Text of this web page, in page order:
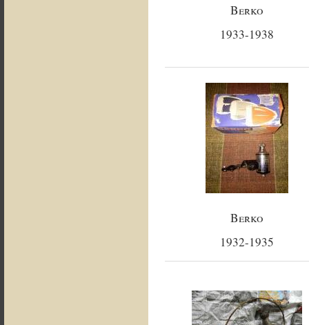
Berko
1933-1938
Berko
1932-1935